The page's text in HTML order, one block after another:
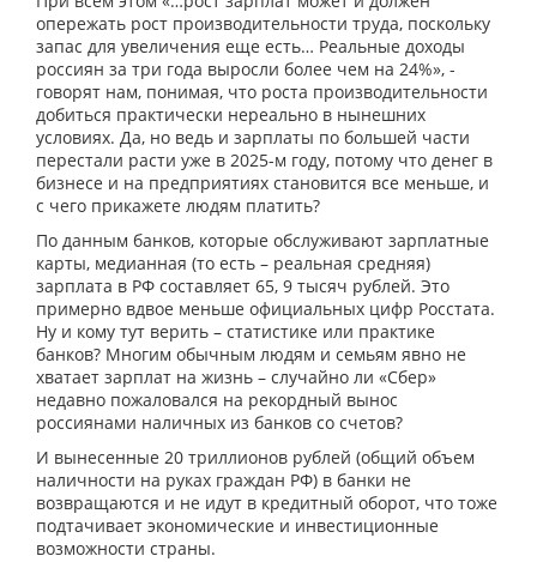
опережать рост производительности труда, поскольку
запас для увеличения еще есть… Реальные доходы
россиян за три года выросли более чем на 24%», -
говорят нам, понимая, что роста производительности
добиться практически нереально в нынешних
условиях. Да, но ведь и зарплаты по большей части
перестали расти уже в 2025-м году, потому что денег в
бизнесе и на предприятиях становится все меньше, и
с чего прикажете людям платить?
По данным банков, которые обслуживают зарплатные
карты, медианная (то есть – реальная средняя)
зарплата в РФ составляет 65, 9 тысяч рублей. Это
примерно вдвое меньше официальных цифр Росстата.
Ну и кому тут верить – статистике или практике
банков? Многим обычным людям и семьям явно не
хватает зарплат на жизнь – случайно ли «Сбер»
недавно пожаловался на рекордный вынос
россиянами наличных из банков со счетов?
И вынесенные 20 триллионов рублей (общий объем
наличности на руках граждан РФ) в банки не
возвращаются и не идут в кредитный оборот, что тоже
подтачивает экономические и инвестиционные
возможности страны.